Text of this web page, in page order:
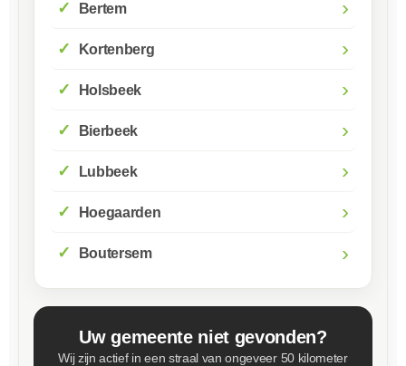
Bertem ›
Kortenberg ›
Holsbeek ›
Bierbeek ›
Lubbeek ›
Hoegaarden ›
Boutersem ›
Uw gemeente niet gevonden?
Wij zijn actief in een straal van ongeveer 50 kilometer